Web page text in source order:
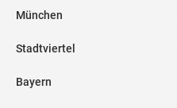
München
Stadtviertel
Bayern